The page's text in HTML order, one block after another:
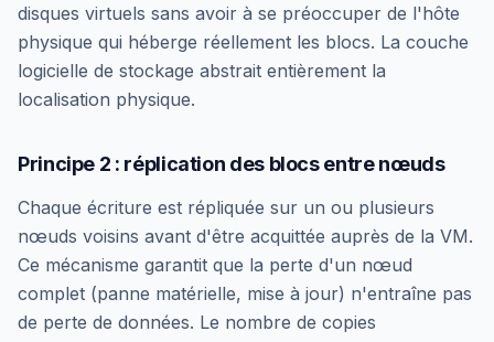
disques virtuels sans avoir à se préoccuper de l'hôte
physique qui héberge réellement les blocs. La couche
logicielle de stockage abstrait entièrement la
localisation physique.
Principe 2 : réplication des blocs entre nœuds
Chaque écriture est répliquée sur un ou plusieurs
nœuds voisins avant d'être acquittée auprès de la VM.
Ce mécanisme garantit que la perte d'un nœud
complet (panne matérielle, mise à jour) n'entraîne pas
de perte de données. Le nombre de copies